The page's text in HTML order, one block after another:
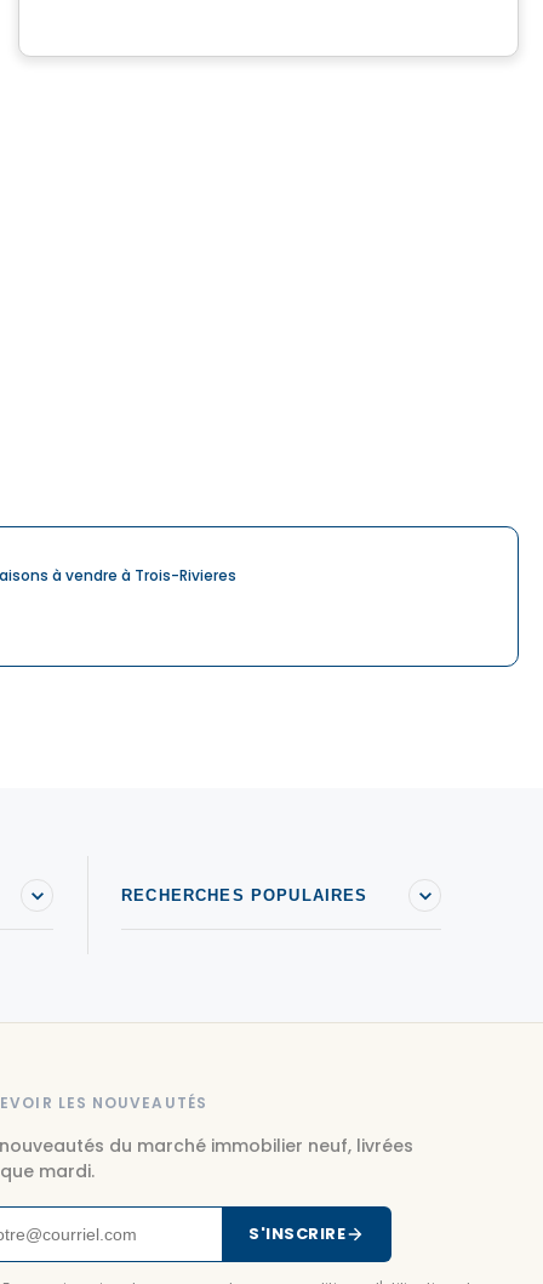
à vendre à Trois-Rivieres
RECHERCHES POPULAIRES
LES NOUVEAUTÉS
du marché immobilier neuf, livrées
mardi.
S'INSCRIRE